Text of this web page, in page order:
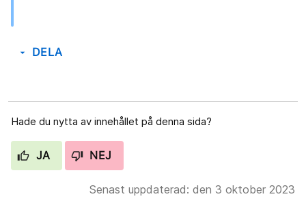
arrow_drop_down DELA
Hade du nytta av innehållet på denna sida?
JA NEJ
Senast uppdaterad: den 3 oktober 2023